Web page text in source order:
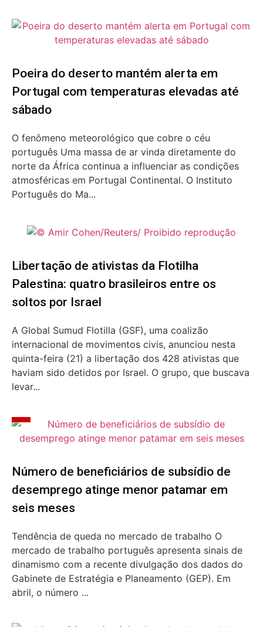
Poeira do deserto mantém alerta em
Portugal com temperaturas elevadas até
sábado
O fenômeno meteorológico que cobre o céu
português Uma massa de ar vinda diretamente do
norte da África continua a influenciar as condições
atmosféricas em Portugal Continental. O Instituto
Português do Ma...
Libertação de ativistas da Flotilha
Palestina: quatro brasileiros entre os
soltos por Israel
A Global Sumud Flotilla (GSF), uma coalizão
internacional de movimentos civis, anunciou nesta
quinta-feira (21) a libertação dos 428 ativistas que
haviam sido detidos por Israel. O grupo, que buscava
levar...
Número de beneficiários de subsídio de
desemprego atinge menor patamar em
seis meses
Tendência de queda no mercado de trabalho O
mercado de trabalho português apresenta sinais de
dinamismo com a recente divulgação dos dados do
Gabinete de Estratégia e Planeamento (GEP). Em
abril, o número ...